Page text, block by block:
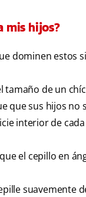
mis hijos?
dominen estos
de un
que sus hijos no
interior de
el cepillo en
suavemente